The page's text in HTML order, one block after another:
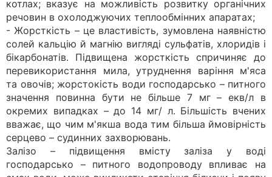
котлах; вказує на можливість розвитку органічних
речовин в охолоджуючих теплообмінних апаратах;
- Жорсткість – це властивість, зумовлена наявністю
солей кальцію й магнію вигляді сульфатів, хлоридів і
бікарбонатів. Підвищена жорсткість спричиняє до
перевикористання мила, утруднення варіння м'яса
та овочів; жорстокість води господарсько – питного
значення повинна бути не більше 7 мг – екв/л в
окремих випадках – до 14 мг/ л. Більшість вчених
вважає, що чим м'якша вода тим більша ймовірність
серцево – судинних захворювань.
Залізо – підвищення вмісту заліза у воді
господарсько – питного водопроводу впливає на